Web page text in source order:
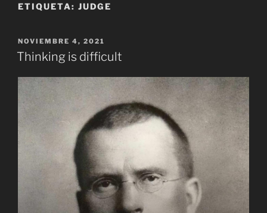
ETIQUETA: JUDGE
PUBLICADO
EL
NOVIEMBRE 4, 2021
Thinking is difficult